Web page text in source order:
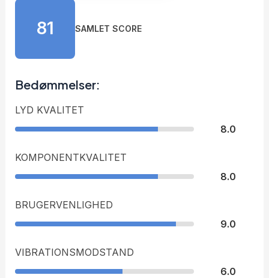
81 SAMLET SCORE
Bedømmelser:
LYD KVALITET
8.0
KOMPONENTKVALITET
8.0
BRUGERVENLIGHED
9.0
VIBRATIONSMODSTAND
6.0